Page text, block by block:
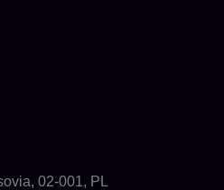
02-001, PL